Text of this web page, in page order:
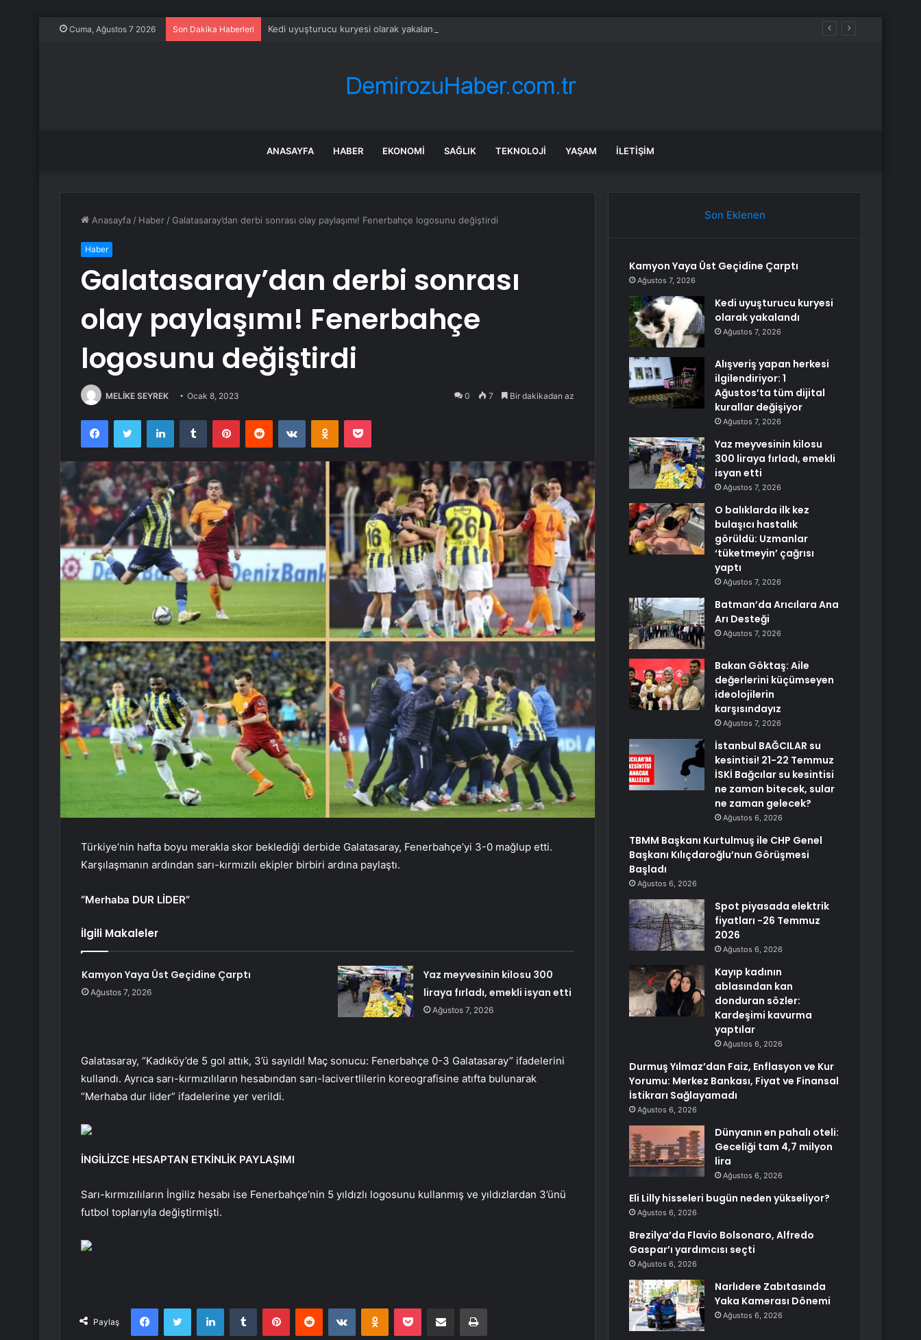
Cuma, Ağustos 7 2026 Son Dakika Haberleri Kedi uyuşturucu kuryesi olarak yakalandı
ANASAYFA HABER EKONOMI SAĞLIK TEKNOLOJI YAŞAM İLETIŞIM
Anasayfa / Haber / Galatasaray’dan derbi sonrası olay paylaşımı! Fenerbahçe logosunu değiştirdi
Haber
Galatasaray’dan derbi sonrası
olay paylaşımı! Fenerbahçe
logosunu değiştirdi
MELİKE SEYREK Ocak 8, 2023 0 7 Bir dakikadan az
FacebookTwitter LinkedInTumblr PinterestReddit VKontakteOdnoklassniki
Pocket
Türkiye’nin hafta boyu merakla skor beklediği derbide Galatasaray, Fenerbahçe’yi 3-0 mağlup etti.
Karşılaşmanın ardından sarı-kırmızılı ekipler birbiri ardına paylaştı.
“Merhaba DUR LİDER”
İlgili Makaleler
Kamyon Yaya Üst Geçidine Çarptı
Ağustos 7, 2026
Yaz meyvesinin kilosu 300
liraya fırladı, emekli isyan etti
Ağustos 7, 2026
Galatasaray, “Kadıköy’de 5 gol attık, 3’ü sayıldı! Maç sonucu: Fenerbahçe 0-3 Galatasaray” ifadelerini
kullandı. Ayrıca sarı-kırmızılıların hesabından sarı-lacivertlilerin koreografisine atıfta bulunarak
“Merhaba dur lider” ifadelerine yer verildi.
İNGİLİZCE HESAPTAN ETKİNLİK PAYLAŞIMI
Sarı-kırmızılıların İngiliz hesabı ise Fenerbahçe’nin 5 yıldızlı logosunu kullanmış ve yıldızlardan 3’ünü
futbol toplarıyla değiştirmişti.
Paylaş
FacebookTwitter LinkedInTumblr PinterestReddit VKontakteOdnoklassniki
Pocket E-Posta ile paylaş Yazdır
Son Eklenen
Kamyon Yaya Üst Geçidine Çarptı
Ağustos 7, 2026
Kedi uyuşturucu kuryesi
olarak yakalandı
Ağustos 7, 2026
Alışveriş yapan herkesi
ilgilendiriyor: 1
Ağustos’ta tüm dijital
kurallar değişiyor
Ağustos 7, 2026
Yaz meyvesinin kilosu
300 liraya fırladı, emekli
isyan etti
Ağustos 7, 2026
O balıklarda ilk kez
bulaşıcı hastalık
görüldü: Uzmanlar
‘tüketmeyin’ çağrısı
yaptı
Ağustos 7, 2026
Batman’da Arıcılara Ana
Arı Desteği
Ağustos 7, 2026
Bakan Göktaş: Aile
değerlerini küçümseyen
ideolojilerin
karşısındayız
Ağustos 7, 2026
İstanbul BAĞCILAR su
kesintisi! 21-22 Temmuz
İSKİ Bağcılar su kesintisi
ne zaman bitecek, sular
ne zaman gelecek?
Ağustos 6, 2026
TBMM Başkanı Kurtulmuş ile CHP Genel
Başkanı Kılıçdaroğlu’nun Görüşmesi
Başladı
Ağustos 6, 2026
Spot piyasada elektrik
fiyatları -26 Temmuz
2026
Ağustos 6, 2026
Kayıp kadının
ablasından kan
donduran sözler:
Kardeşimi kavurma
yaptılar
Ağustos 6, 2026
Durmuş Yılmaz’dan Faiz, Enflasyon ve Kur
Yorumu: Merkez Bankası, Fiyat ve Finansal
İstikrarı Sağlayamadı
Ağustos 6, 2026
Dünyanın en pahalı oteli:
Geceliği tam 4,7 milyon
lira
Ağustos 6, 2026
Eli Lilly hisseleri bugün neden yükseliyor?
Ağustos 6, 2026
Brezilya’da Flavio Bolsonaro, Alfredo
Gaspar’ı yardımcısı seçti
Ağustos 6, 2026
Narlıdere Zabıtasında
Yaka Kamerası Dönemi
Ağustos 6, 2026